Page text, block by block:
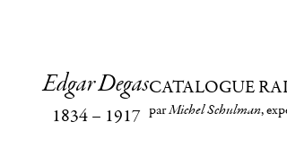
Edgar Degas
1834– 1917
CATALOGUE
parMichel Schulman,